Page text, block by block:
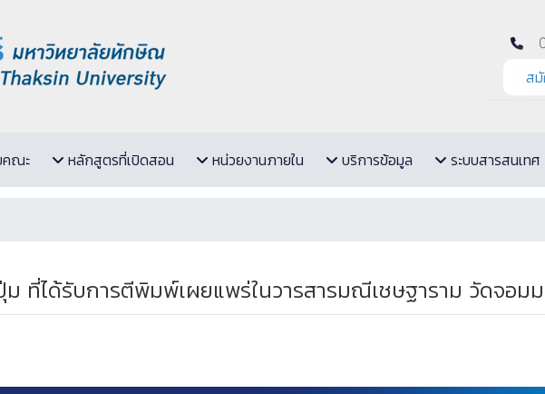
สมั
คณะ หลักสูตรที่เปิดสอน หน่วยงานภายใน บริการข้อมูล ระบบสารสนเทศ
ที่ได้รับการตีพิมพ์เผยแพร่ในวารสารมณีเชษฐาราม วัดจอม